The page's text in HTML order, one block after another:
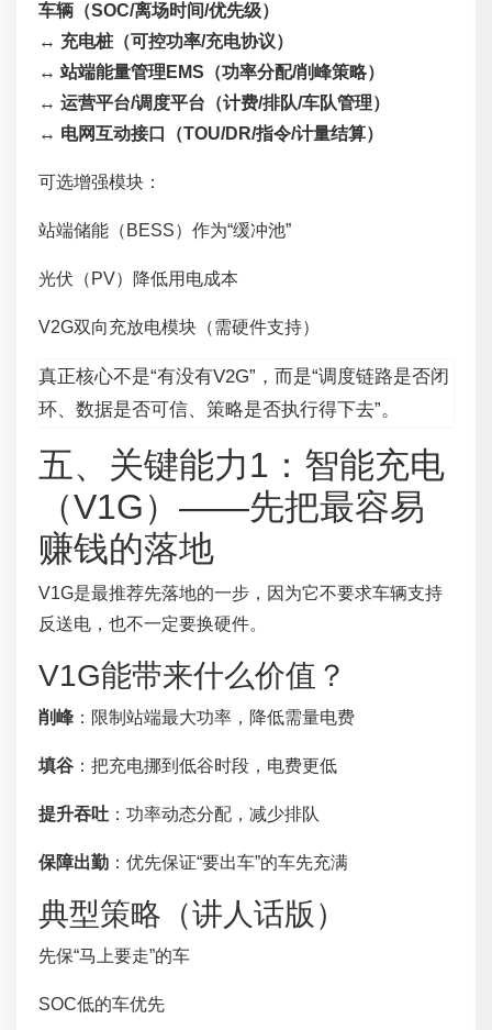
车辆（SOC/离场时间/优先级）
↔ 充电桩（可控功率/充电协议）
↔ 站端能量管理EMS（功率分配/削峰策略）
↔ 运营平台/调度平台（计费/排队/车队管理）
↔ 电网互动接口（TOU/DR/指令/计量结算）
可选增强模块：
站端储能（BESS）作为“缓冲池”
光伏（PV）降低用电成本
V2G双向充放电模块（需硬件支持）
真正核心不是“有没有V2G”，而是“调度链路是否闭
环、数据是否可信、策略是否执行得下去”。
五、关键能力1：智能充电
（V1G）——先把最容易
赚钱的落地
V1G是最推荐先落地的一步，因为它不要求车辆支持
反送电，也不一定要换硬件。
V1G能带来什么价值？
削峰 ：限制站端最大功率，降低需量电费
填谷 ：把充电挪到低谷时段，电费更低
提升吞吐 ：功率动态分配，减少排队
保障出勤 ：优先保证“要出车”的车先充满
典型策略（讲人话版）
先保“马上要走”的车
SOC低的车优先